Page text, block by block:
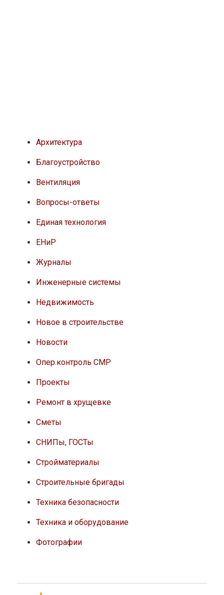
Архитектура
Благоустройство
Вентиляция
Вопросы-ответы
Единая технология
ЕНиР
Журналы
Инженерные системы
Недвижимость
Новое в строительстве
Новости
Опер.контроль СМР
Проекты
Ремонт в хрущевке
Сметы
СНИПы, ГОСТы
Стройматериалы
Строительные бригады
Техника безопасности
Техника и оборудование
Фотографии